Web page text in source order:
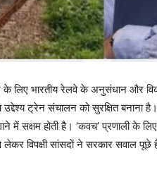
लिए भारतीय रेलवे के अनुसंधान और
उद्देश्य ट्रेन संचालन को सुरक्षित
में सक्षम होती है। ‘कवच’ प्रणाली के
विपक्षी सांसदाें ने सरकार सवाल पूछे